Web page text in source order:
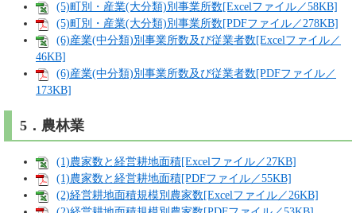
(5)町別・産業(大分類)別事業所数[Excelファイル／58KB]
(5)町別・産業(大分類)別事業所数[PDFファイル／278KB]
(6)産業(中分類)別事業所数及び従業者数[Excelファイル／
46KB]
(6)産業(中分類)別事業所数及び従業者数[PDFファイル／
173KB]
5．農林業
(1)農家数と経営耕地面積[Excelファイル／27KB]
(1)農家数と経営耕地面積[PDFファイル／55KB]
(2)経営耕地面積規模別農家数[Excelファイル／26KB]